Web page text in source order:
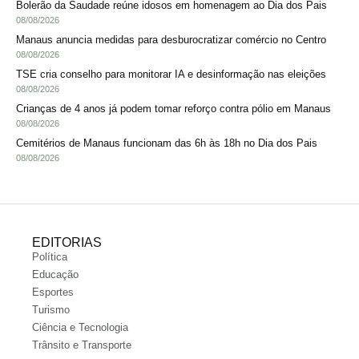
Bolerão da Saudade reúne idosos em homenagem ao Dia dos Pais
08/08/2026
Manaus anuncia medidas para desburocratizar comércio no Centro
08/08/2026
TSE cria conselho para monitorar IA e desinformação nas eleições
08/08/2026
Crianças de 4 anos já podem tomar reforço contra pólio em Manaus
08/08/2026
Cemitérios de Manaus funcionam das 6h às 18h no Dia dos Pais
08/08/2026
EDITORIAS
Política
Educação
Esportes
Turismo
Ciência e Tecnologia
Trânsito e Transporte